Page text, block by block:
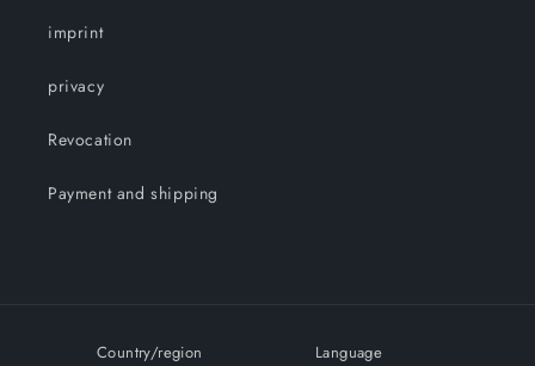
imprint
privacy
Revocation
Payment and shipping
Country/region Language